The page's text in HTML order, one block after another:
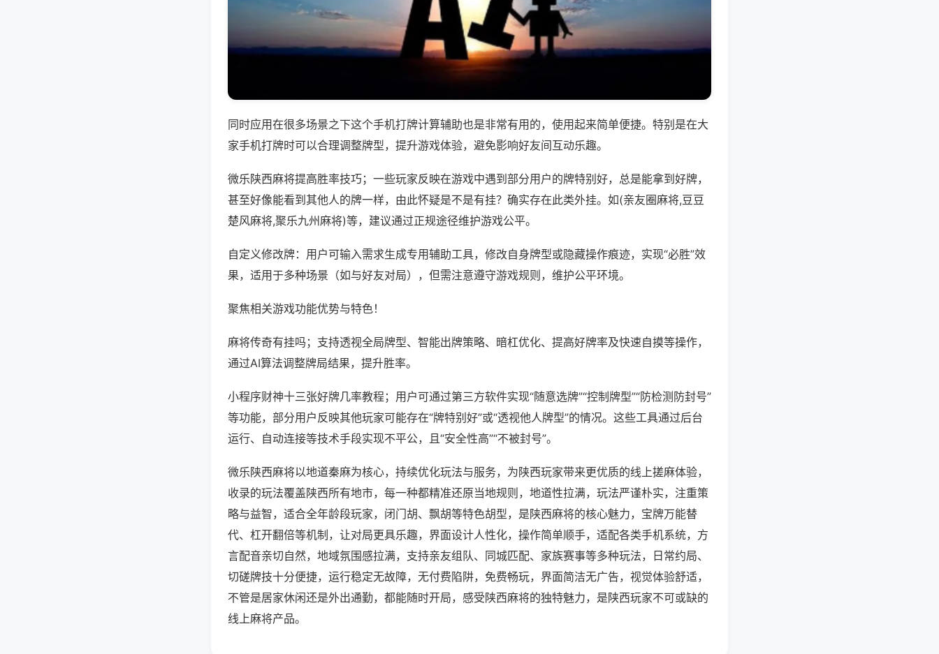
同时应用在很多场景之下这个手机打牌计算辅助也是非常有用的，使用起来简单便捷。特别是在大
家手机打牌时可以合理调整牌型，提升游戏体验，避免影响好友间互动乐趣。
微乐陕西麻将提高胜率技巧；一些玩家反映在游戏中遇到部分用户的牌特别好，总是能拿到好牌，
甚至好像能看到其他人的牌一样，由此怀疑是不是有挂？确实存在此类外挂。如(亲友圈麻将,豆豆
楚风麻将,聚乐九州麻将)等，建议通过正规途径维护游戏公平。
自定义修改牌：用户可输入需求生成专用辅助工具，修改自身牌型或隐藏操作痕迹，实现“必胜”效
果，适用于多种场景（如与好友对局），但需注意遵守游戏规则，维护公平环境。
聚焦相关游戏功能优势与特色！
麻将传奇有挂吗；支持透视全局牌型、智能出牌策略、暗杠优化、提高好牌率及快速自摸等操作，
通过AI算法调整牌局结果，提升胜率。
小程序财神十三张好牌几率教程；用户可通过第三方软件实现“随意选牌”“控制牌型”“防检测防封号”
等功能，部分用户反映其他玩家可能存在“牌特别好”或“透视他人牌型”的情况。这些工具通过后台
运行、自动连接等技术手段实现不平公，且“安全性高”“不被封号”。
微乐陕西麻将以地道秦麻为核心，持续优化玩法与服务，为陕西玩家带来更优质的线上搓麻体验，
收录的玩法覆盖陕西所有地市，每一种都精准还原当地规则，地道性拉满，玩法严谨朴实，注重策
略与益智，适合全年龄段玩家，闭门胡、飘胡等特色胡型，是陕西麻将的核心魅力，宝牌万能替
代、杠开翻倍等机制，让对局更具乐趣，界面设计人性化，操作简单顺手，适配各类手机系统，方
言配音亲切自然，地域氛围感拉满，支持亲友组队、同城匹配、家族赛事等多种玩法，日常约局、
切磋牌技十分便捷，运行稳定无故障，无付费陷阱，免费畅玩，界面简洁无广告，视觉体验舒适，
不管是居家休闲还是外出通勤，都能随时开局，感受陕西麻将的独特魅力，是陕西玩家不可或缺的
线上麻将产品。